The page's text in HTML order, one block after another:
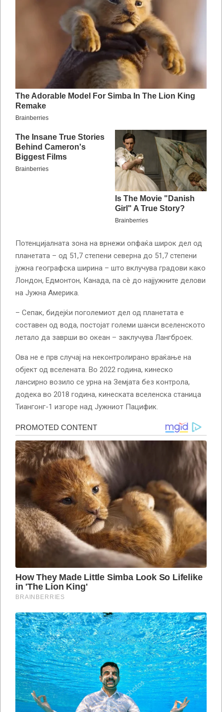
Потенцијалната зона на врнежи опфаќа широк дел од
планетата – од 51,7 степени северна до 51,7 степени
јужна географска ширина – што вклучува градови како
Лондон, Едмонтон, Канада, па сè до најјужните делови
на Јужна Америка.
– Сепак, бидејќи поголемиот дел од планетата е
составен од вода, постојат големи шанси вселенското
летало да заврши во океан – заклучува Лангброек.
Ова не е прв случај на неконтролирано враќање на
објект од вселената. Во 2022 година, кинеско
лансирно возило се урна на Земјата без контрола,
додека во 2018 година, кинеската вселенска станица
Тиангонг-1 изгоре над Јужниот Пацифик.